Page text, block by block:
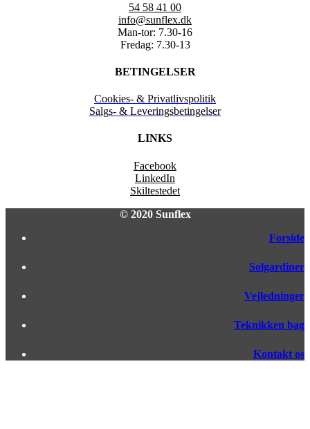
54 58 41 00
info@sunflex.dk
Man-tor: 7.30-16
Fredag: 7.30-13
BETINGELSER
Cookies- & Privatlivspolitik
Salgs- & Leveringsbetingelser
LINKS
Facebook
LinkedIn
Skiltestedet
© 2020 Sunflex
Forside
Solgardiner
Vejledninger
Teknikken bag
Kontakt os